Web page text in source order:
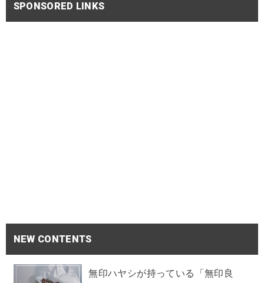
SPONSORED LINKS
NEW CONTENTS
無印ハヤシが持っている「無印良